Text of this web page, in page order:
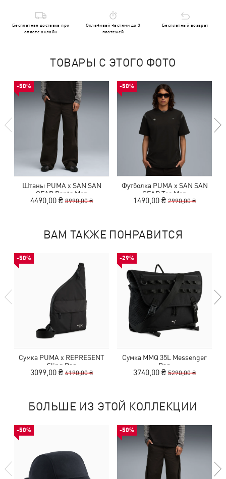
Бесплатная доставка при
оплате онлайн
Оплачивай частями до 3
платежей
Бесплатный возврат
ТОВАРЫ С ЭТОГО ФОТО
-50%
Штаны PUMA x SAN SAN
GEAR Pants Men
4490,00 ₴ 8990,00 ₴
-50%
Футболка PUMA x SAN SAN
GEAR Tee Men
1490,00 ₴ 2990,00 ₴
ВАМ ТАКЖЕ ПОНРАВИТСЯ
-50%
Сумка PUMA x REPRESENT
Sling Bag
3099,00 ₴ 6190,00 ₴
-29%
Сумка MMQ 35L Messenger
Bag
3740,00 ₴ 5290,00 ₴
БОЛЬШЕ ИЗ ЭТОЙ КОЛЛЕКЦИИ
-50% -50%